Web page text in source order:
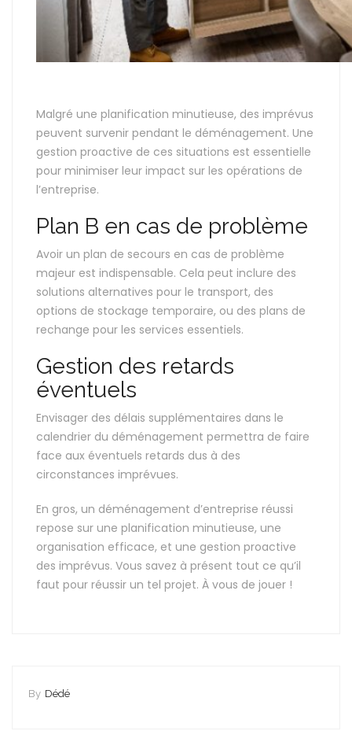
Malgré une planification minutieuse, des imprévus
peuvent survenir pendant le déménagement. Une
gestion proactive de ces situations est essentielle
pour minimiser leur impact sur les opérations de
l’entreprise.
Plan B en cas de problème
Avoir un plan de secours en cas de problème
majeur est indispensable. Cela peut inclure des
solutions alternatives pour le transport, des
options de stockage temporaire, ou des plans de
rechange pour les services essentiels.
Gestion des retards
éventuels
Envisager des délais supplémentaires dans le
calendrier du déménagement permettra de faire
face aux éventuels retards dus à des
circonstances imprévues.
En gros, un déménagement d’entreprise réussi
repose sur une planification minutieuse, une
organisation efficace, et une gestion proactive
des imprévus. Vous savez à présent tout ce qu’il
faut pour réussir un tel projet. À vous de jouer !
By Dédé